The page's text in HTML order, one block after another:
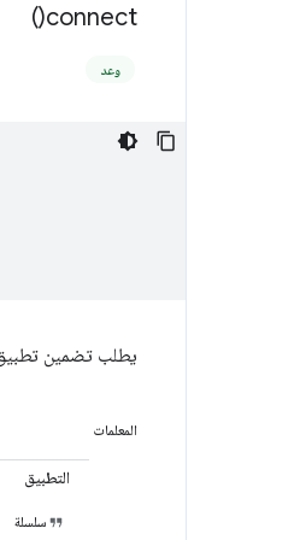
connect(
)
وعد
يطلب تضمين
المعلمات
التطبيق
سلسلة